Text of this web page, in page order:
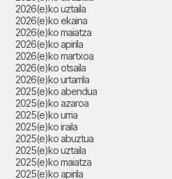
2026(e)ko uztaila
2026(e)ko ekaina
2026(e)ko maiatza
2026(e)ko apirila
2026(e)ko martxoa
2026(e)ko otsaila
2026(e)ko urtarrila
2025(e)ko abendua
2025(e)ko azaroa
2025(e)ko urria
2025(e)ko iraila
2025(e)ko abuztua
2025(e)ko uztaila
2025(e)ko maiatza
2025(e)ko apirila